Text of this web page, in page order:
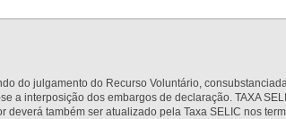
do julgamento do Recurso Voluntário,
a interposição dos embargos de declaração. TAXA
também ser atualizado pela Taxa SELIC nos